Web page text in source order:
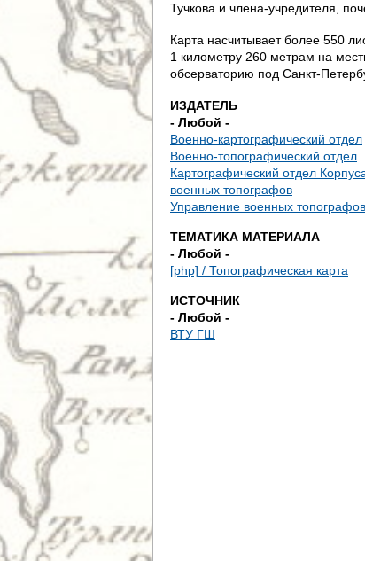
з
д
с
ь
Тучкова и члена-учредителя,
Карта насчитывает более 550
1 километру 260 метрам на
обсерваторию под Санкт-
ИЗДАТЕЛЬ
- Любой -
Военно-картографический отдел
Военно-топографический отдел
Картографический отдел
военных топографов
Управление военных топографов
ТЕМАТИКА МАТЕРИАЛА
- Любой -
[php] / Топографическая карта
ИСТОЧНИК
- Любой -
ВТУ ГШ